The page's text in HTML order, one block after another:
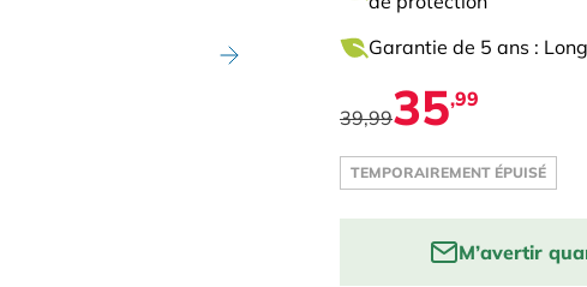
Garantie de 5 ans :
39,9935,99
TEMPORAIREMENT ÉPUISÉ
M’avertir